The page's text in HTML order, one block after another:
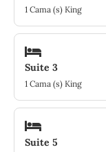
1 Cama (s) King
Suite 3
1 Cama (s) King
Suite 5